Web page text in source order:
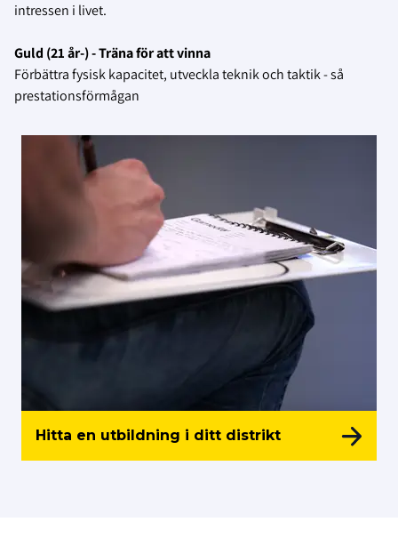
intressen i livet.
Guld (21 år-) - Träna för att vinna
Förbättra fysisk kapacitet, utveckla teknik och taktik - så
prestationsförmågan
Hitta en utbildning i ditt distrikt